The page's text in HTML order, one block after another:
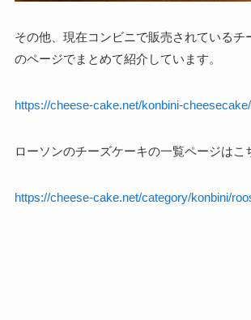
その他、現在コンビニで販売されているチ
のページでまとめて紹介しています。
https://cheese-cake.net/konbini-cheesecake/
ローソンのチーズケーキの一覧ページはこ
https://cheese-cake.net/category/konbini/